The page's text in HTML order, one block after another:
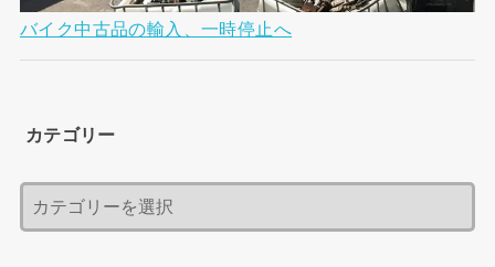
バイク中古品の輸入、一時停止へ
カテゴリー